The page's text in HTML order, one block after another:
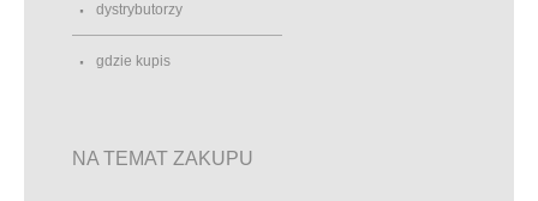
dystrybutorzy
gdzie kupis
NA TEMAT ZAKUPU